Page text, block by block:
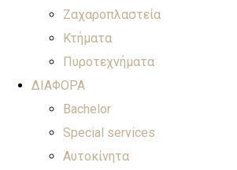
Ζαχαροπλαστεία
Κτήματα
Πυροτεχνήματα
ΔΙΑΦΟΡΑ
Bachelor
Special services
Αυτοκίνητα